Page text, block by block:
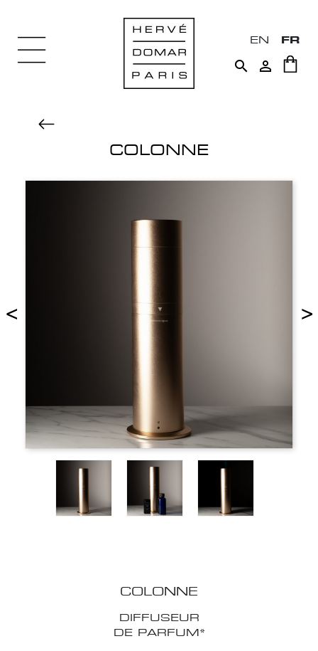
EN FR
 
COLONNE
< >
COLONNE
DIFFUSEUR
DE PARFUM*